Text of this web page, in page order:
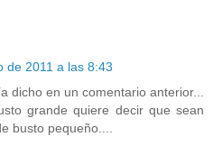
de 2011 a las 8:43
dicho en un comentario anterior...
grande quiere decir que sean
busto pequeño....